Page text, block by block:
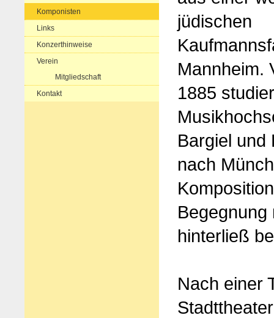
Komponisten
Links
Konzerthinweise
Verein
Mitgliedschaft
Kontakt
jüdischen
Mannheim.
1885
Bargiel und
nach
hinterließ
Nach einer